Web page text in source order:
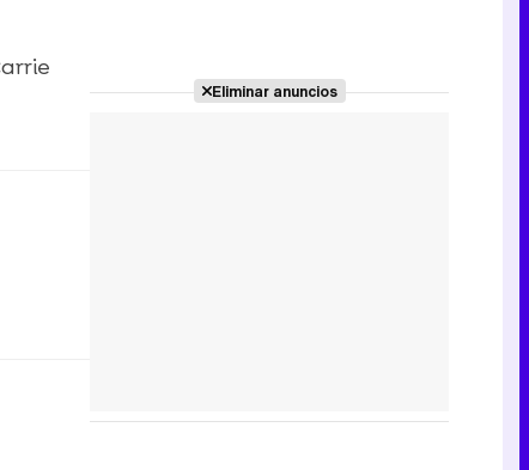
Eliminar anuncios